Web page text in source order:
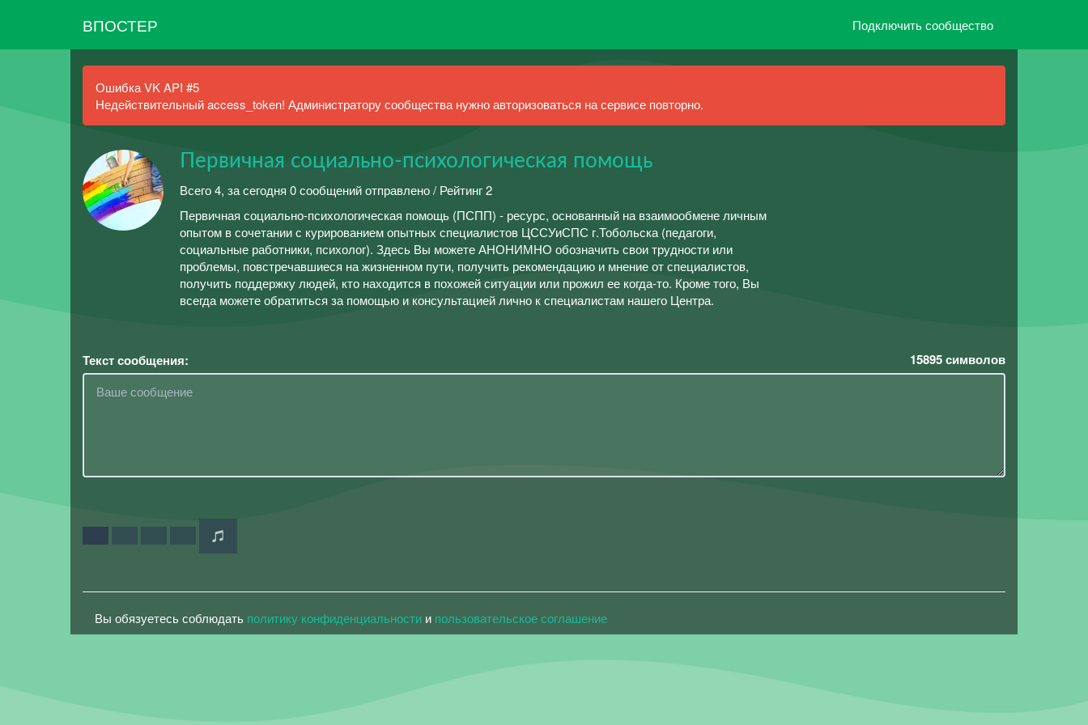
ВПОСТЕР Подключить сообщество
Ошибка VK API #5
Недействительный access_token! Администратору сообщества нужно авторизоваться на сервисе повторно.
Первичная социально-психологическая помощь
Всего 4, за сегодня 0 сообщений отправлено / Рейтинг 2
Первичная социально-психологическая помощь (ПСПП) - ресурс, основанный на взаимообмене личным
опытом в сочетании с курированием опытных специалистов ЦССУиСПС г.Тобольска (педагоги,
социальные работники, психолог). Здесь Вы можете АНОНИМНО обозначить свои трудности или
проблемы, повстречавшиеся на жизненном пути, получить рекомендацию и мнение от специалистов,
получить поддержку людей, кто находится в похожей ситуации или прожил ее когда-то. Кроме того, Вы
всегда можете обратиться за помощью и консультацией лично к специалистам нашего Центра.
Текст сообщения: 15895символов
Вы обязуетесь соблюдать политику конфиденциальности и пользовательское соглашение